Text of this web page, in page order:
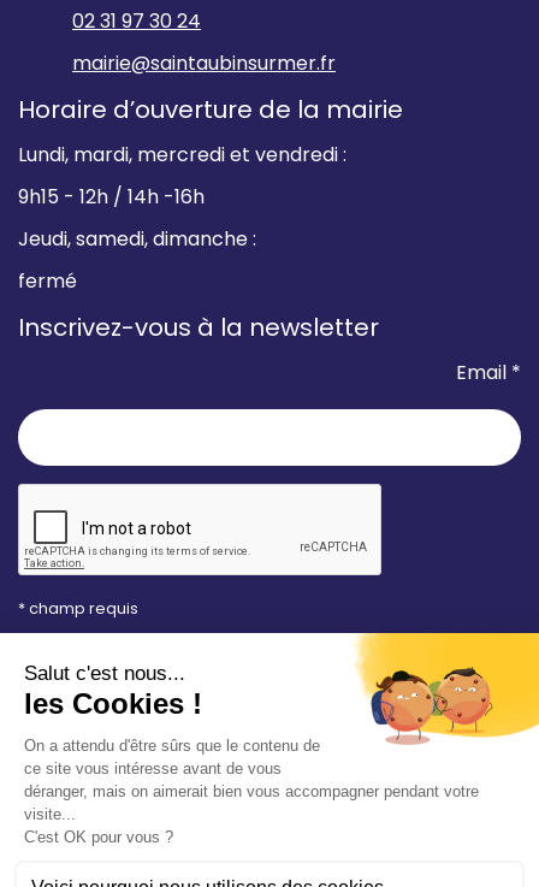
02 31 97 30 24
mairie@saintaubinsurmer.fr
Horaire d’ouverture de la mairie
Lundi, mardi, mercredi et vendredi :
9h15 - 12h / 14h -16h
Jeudi, samedi, dimanche :
fermé
Inscrivez-vous à la newsletter
Email *
* champ requis
vous envoyer les lettres d'information de la Mairie de
Saint-Aubin-sur-Mer. Vous pouvez à tout moment
utiliser le lien de désabonnement intégré dans la
newsletter. Consultez notre
confidentialitépour en savoir plus.